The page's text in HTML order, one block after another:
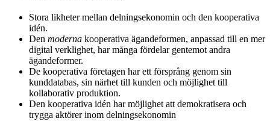
Stora likheter mellan delningsekonomin och den kooperativa
idén.
Den moderna kooperativa ägandeformen, anpassad till en mer
digital verklighet, har många fördelar gentemot andra
ägandeformer.
De kooperativa företagen har ett försprång genom sin
kunddatabas, sin närhet till kunden och möjlighet till
kollaborativ produktion.
Den kooperativa idén har möjlighet att demokratisera och
trygga aktörer inom delningsekonomin